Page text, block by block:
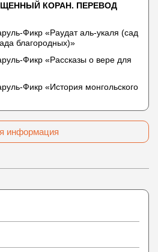
КОРАН. ПЕРЕВОД
Фикр «Раудат аль-укаля (cад
благородных)»
Фикр «Рассказы о вере для
Фикр «История монгольского
информация